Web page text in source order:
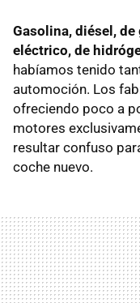
Gasolina, diésel,
eléctrico, de
habíamos tenido
automoción. Los
ofreciendo poco a
motores
resultar confuso
coche nuevo.